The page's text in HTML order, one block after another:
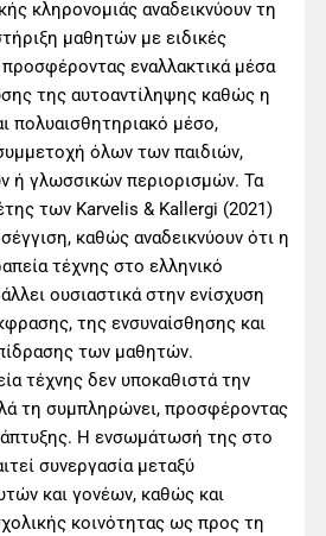
κληρονομιάς αναδεικνύουν τη
μαθητών με ειδικές
προσφέροντας εναλλακτικά μέσα
της αυτοαντίληψης καθώς η
πολυαισθητηριακό μέσο,
όλων των παιδιών,
ή γλωσσικών περιορισμών. Τα
των Karvelis & Kallergi (2021)
καθώς αναδεικνύουν ότι η
τέχνης στο ελληνικό
ουσιαστικά στην ενίσχυση
της ενσυναίσθησης και
των μαθητών.
τέχνης δεν υποκαθιστά την
τη συμπληρώνει, προσφέροντας
Η ενσωμάτωσή της στο
συνεργασία μεταξύ
και γονέων, καθώς και
κοινότητας ως προς τη